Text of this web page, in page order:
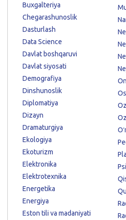
Buxgalteriya
Chegarashunoslik
Dasturlash
Data Science
Davlat boshqaruvi
Davlat siyosati
Demografiya
Dinshunoslik
Diplomatiya
Dizayn
Dramaturgiya
Ekologiya
Ekoturizm
Elektronika
Elektrotexnika
Energetika
Energiya
Eston tili va madaniyati